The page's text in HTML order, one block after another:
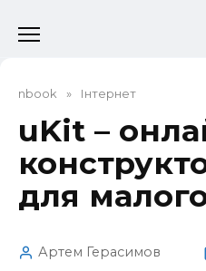
до
nbook » Інтернет
uKit –
для
Артем Герасимов